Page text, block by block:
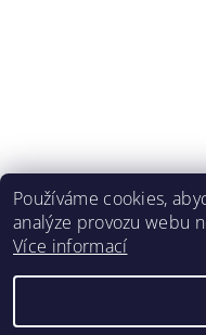
Používáme cookies,
analýze provozu webu
Více informací